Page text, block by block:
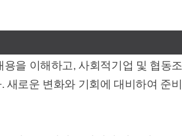
을 이해하고, 사회적기업 및 협동조
로운 변화와 기회에 대비하여 준비